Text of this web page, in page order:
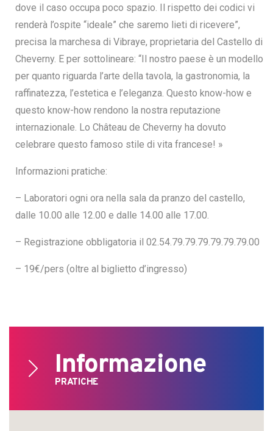
dove il caso occupa poco spazio. Il rispetto dei codici vi
renderà l’ospite “ideale” che saremo lieti di ricevere”,
precisa la marchesa di Vibraye, proprietaria del Castello di
Cheverny. E per sottolineare: “Il nostro paese è un modello
per quanto riguarda l’arte della tavola, la gastronomia, la
raffinatezza, l’estetica e l’eleganza. Questo know-how e
questo know-how rendono la nostra reputazione
internazionale. Lo Château de Cheverny ha dovuto
celebrare questo famoso stile di vita francese! »
Informazioni pratiche:
– Laboratori ogni ora nella sala da pranzo del castello,
dalle 10.00 alle 12.00 e dalle 14.00 alle 17.00.
– Registrazione obbligatoria il 02.54.79.79.79.79.79.79.00
– 19€/pers (oltre al biglietto d’ingresso)
Informazione
PRATICHE
Search
for: